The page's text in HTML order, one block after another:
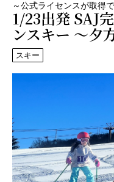
～公式ライセンスが取得
1/23出発 SAJ
ンスキー ～夕
スキー